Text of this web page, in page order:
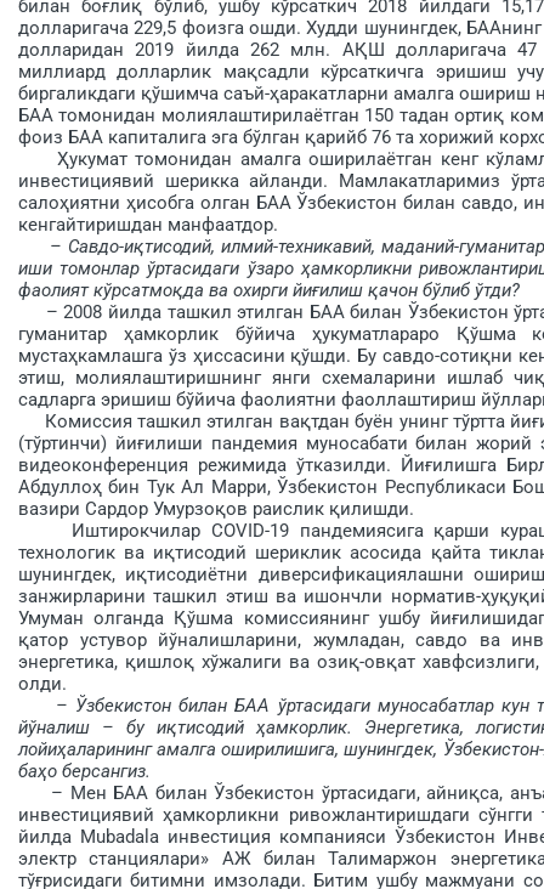
билан боғлиқ бўлиб, ушбу кўрсаткич 2018 йилдаги
долларигача 229,5 фоизга ошди. Худди шунингдек,
долларидан 2019 йилда 262 млн. АҚШ долларигача
миллиард долларлик мақсадли кўрсаткичга эришиш
биргаликдаги қўшимча саъй-ҳаракат­ларни амалга ошириш
БАА томонидан молиялаштирилаётган 150 тадан ортиқ
фоиз БАА капиталига эга бўлган қарийб 76 та хорижий
Ҳукумат томонидан амалга оширилаётган кенг
инвестициявий шерикка айланди. Мамлакатларимиз
салоҳиятни ҳисобга олган БАА Ўзбекистон билан савдо,
кенгайтиришдан манфаатдор.
– Савдо-иқтисодий, илмий-техникавий, маданий-
иши томонлар ўртасидаги ўзаро ҳам­корликни
фаолият кўрсат­моқда ва охирги йиғилиш қачон бўлиб ўтди?
– 2008 йилда ташкил этилган БАА билан Ўзбекистон
гуманитар ҳамкорлик бўйича ҳукуматлараро Қўшма
мустаҳкамлашга ўз ҳиссасини қўшди. Бу савдо-сотиқни
этиш, молиялаштиришнинг янги схемаларини ишлаб
садларга эришиш бўйича фаолиятни фаоллаштириш
Комиссия ташкил этилган вақтдан буён унинг тўртта
(тўртинчи) йиғилиши пандемия муносабати билан
видеоконференция режимида ўтказилди. Йиғилишга
Абдуллоҳ бин Тук Ал Марри, Ўзбекистон Республикаси
вазири Сардор Умурзоқов раислик қилишди.
Иштирокчилар COVID-19 пандемиясига қарши
технологик ва иқтисодий шериклик асосида қайта
шунингдек, иқтисодиётни диверсификациялашни
занжирларини ташкил этиш ва ишончли нор­матив-
Умуман олганда Қўшма комиссиянинг ушбу
қатор устувор йўналишларини, жумладан, савдо ва
энергетика, қишлоқ хўжалиги ва озиқ-овқат
олди.
– Ўзбекистон билан БАА ўртасидаги муносабатлар кун
йўналиш – бу иқтисодий ҳамкорлик. Энергетика,
лойиҳаларининг амалга оширилишига, шунингдек,
баҳо бер­сангиз.
– Мен БАА билан Ўзбекистон ўртасидаги, айниқса,
инвестициявий ҳамкорликни ривожлантиришдаги
йилда Mubadala инвестиция компанияси Ўзбекис­тон
электр станциялари» АЖ билан Талимаржон
тўғрисидаги битимни имзолади. Битим ушбу мажмуани